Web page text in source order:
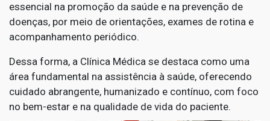
essencial na promoção da saúde e na prevenção de
doenças, por meio de orientações, exames de rotina e
acompanhamento periódico.
Dessa forma, a Clínica Médica se destaca como uma
área fundamental na assistência à saúde, oferecendo
cuidado abrangente, humanizado e contínuo, com foco
no bem-estar e na qualidade de vida do paciente.